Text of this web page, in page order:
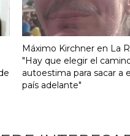
Máximo Kirchner en La
"Hay que elegir el
autoestima para sacar a
país adelante"